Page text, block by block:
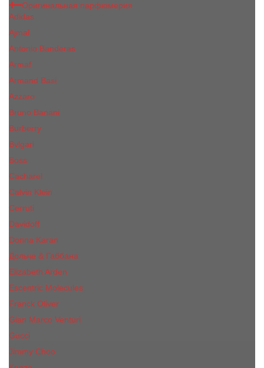
Оригинальная парфюмерия
Adidas
Ajmal
Antonio Banderas
Armaf
Armand Basi
Azzaro
Bruno Banani
Burberry
Bvlgari
Boss
Cacharel
Calvin Klein
Cerruti
Davidoff
Donna Karan
Дольче & Габбана
Elizabeth Arden
Escentric Molecules
Franck Oliver
Gian Marco Venturi
Gucci
Jimmy Choo